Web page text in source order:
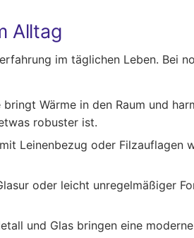
Alltag
im täglichen Leben. Bei
Wärme in den Raum und
robuster ist.
Leinenbezug oder
oder leicht unregelmäßiger
und Glas bringen eine